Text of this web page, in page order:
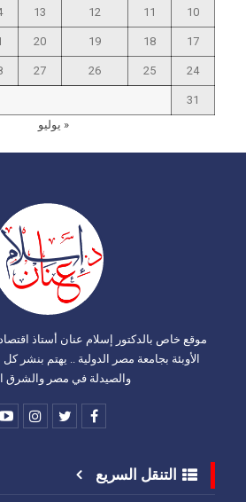
10
11
12
13
17
18
19
20
24
25
26
27
31
« يوليو
موقع خاص بالدكتور إسلام عنان أستاذ
الأوبئة بجامعة مصر الدولية .. يهتم بنشر
والصيدلة في مصر والشرق
التنقل السريع